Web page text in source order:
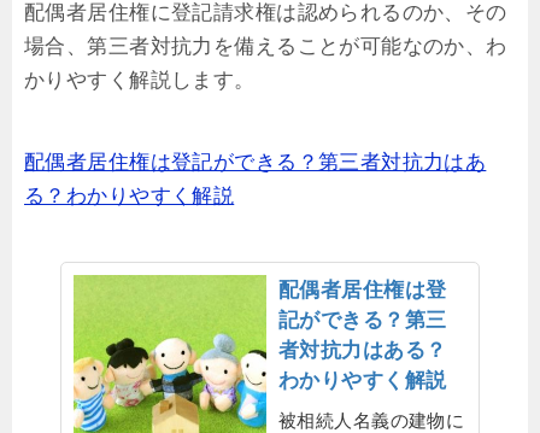
配偶者居住権に登記請求権は認められるのか、その
場合、第三者対抗力を備えることが可能なのか、わ
かりやすく解説します。
配偶者居住権は登記ができる？第三者対抗力はあ
る？わかりやすく解説
配偶者居住権は登
記ができる？第三
者対抗力はある？
わかりやすく解説
被相続人名義の建物に